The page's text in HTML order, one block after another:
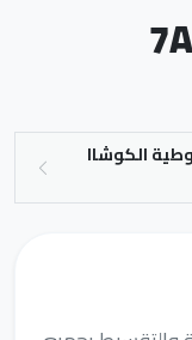
الكوشاا